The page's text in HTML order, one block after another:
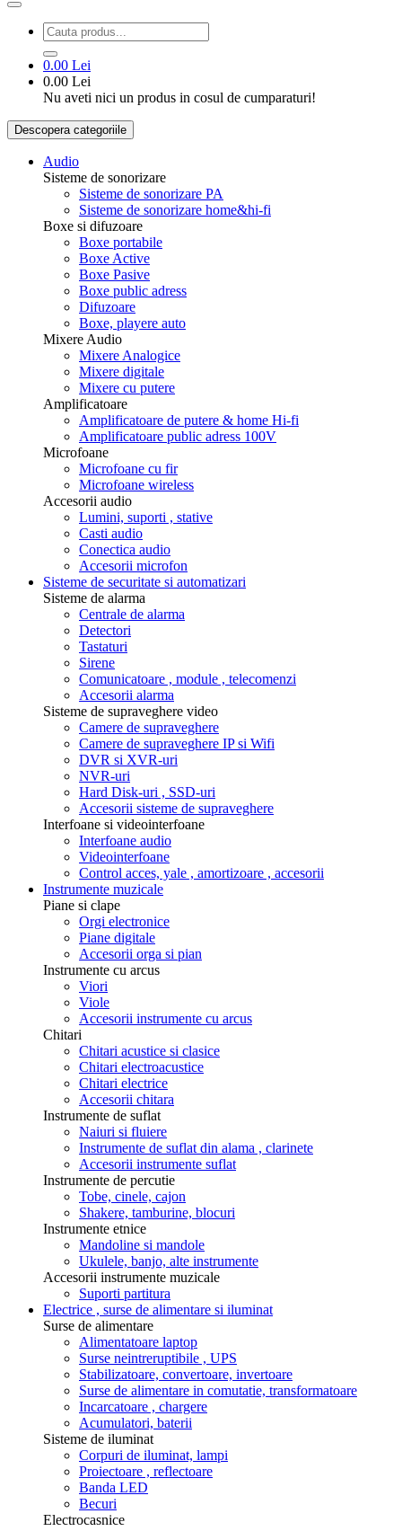
0.00 Lei
0.00 Lei
Nu aveti nici un produs in cosul de cumparaturi!
Descopera categoriile
Audio
Sisteme de sonorizare
Sisteme de sonorizare PA
Sisteme de sonorizare home&hi-fi
Boxe si difuzoare
Boxe portabile
Boxe Active
Boxe Pasive
Boxe public adress
Difuzoare
Boxe, playere auto
Mixere Audio
Mixere Analogice
Mixere digitale
Mixere cu putere
Amplificatoare
Amplificatoare de putere & home Hi-fi
Amplificatoare public adress 100V
Microfoane
Microfoane cu fir
Microfoane wireless
Accesorii audio
Lumini, suporti , stative
Casti audio
Conectica audio
Accesorii microfon
Sisteme de securitate si automatizari
Sisteme de alarma
Centrale de alarma
Detectori
Tastaturi
Sirene
Comunicatoare , module , telecomenzi
Accesorii alarma
Sisteme de supraveghere video
Camere de supraveghere
Camere de supraveghere IP si Wifi
DVR si XVR-uri
NVR-uri
Hard Disk-uri , SSD-uri
Accesorii sisteme de supraveghere
Interfoane si videointerfoane
Interfoane audio
Videointerfoane
Control acces, yale , amortizoare , accesorii
Instrumente muzicale
Piane si clape
Orgi electronice
Piane digitale
Accesorii orga si pian
Instrumente cu arcus
Viori
Viole
Accesorii instrumente cu arcus
Chitari
Chitari acustice si clasice
Chitari electroacustice
Chitari electrice
Accesorii chitara
Instrumente de suflat
Naiuri si fluiere
Instrumente de suflat din alama , clarinete
Accesorii instrumente suflat
Instrumente de percutie
Tobe, cinele, cajon
Shakere, tamburine, blocuri
Instrumente etnice
Mandoline si mandole
Ukulele, banjo, alte instrumente
Accesorii instrumente muzicale
Suporti partitura
Electrice , surse de alimentare si iluminat
Surse de alimentare
Alimentatoare laptop
Surse neintreruptibile , UPS
Stabilizatoare, convertoare, invertoare
Surse de alimentare in comutatie, transformatoare
Incarcatoare , chargere
Acumulatori, baterii
Sisteme de iluminat
Corpuri de iluminat, lampi
Proiectoare , reflectoare
Banda LED
Becuri
Electrocasnice